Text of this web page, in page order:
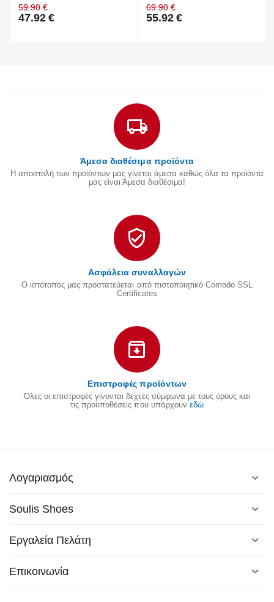
59.90 €
47.92 €
69.90 €
55.92 €
Άμεσα διαθέσιμα προϊόντα
Η αποστολή των προϊόντων μας γίνεται άμεσα καθώς όλα τα προϊόντα
μας είναι Άμεσα διαθέσιμα!
Ασφάλεια συναλλαγών
Ο ιστότοπος μας προστατεύεται από πιστοποιητικό Comodo SSL
Certificates
Επιστροφές προϊόντων
Όλες οι επιστροφές γίνονται δεχτές σύμφωνα με τους όρους και
τις προϋποθέσεις που υπάρχουν εδώ
Λογαριασμός
Soulis Shoes
Εργαλεία Πελάτη
Επικοινωνία